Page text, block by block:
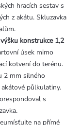
hracích sestav s
z akátu. Skluzavka
konstrukce 1,2
úsek mimo
kotvení do terénu.
2 mm silného
půlkulatiny.
s
na přímé